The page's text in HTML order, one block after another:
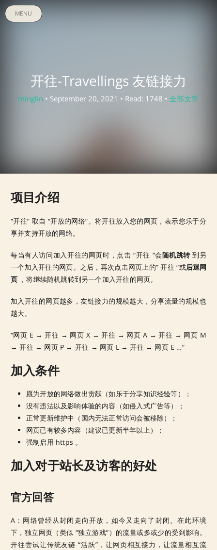
MENU
开往-Travellings 友链接力
minglin • September 20, 2021 • Read: 1748 • 全部文章
项目介绍
“开往” 取自 “开放的网络”。将开往放入您的网页，表示您乐于分
享并支持开放的网络。
每当有人访问加入开往的网页时，点击 “开往 “会随机跳转到另
一个加入开往的网页。之后，再次点击网页上的” 开往 “或后退网
页 ，将继续随机跳转到另一个加入开往的网页。
加入开往的网页越多，友链接力的规模越大，分享流量的规模也
越大。
“网页 E → 开往 → 网页 X → 开往 → 网页 A → 开往 → 网页 M
→ 开往 → 网页 P → 开往 → 网页 L → 开往 → 网页 E …”
加入条件
愿为开放的网络做出贡献（如乐于分享知识经验等）；
没有违法以及影响体验的内容（如侵入式广告等）；
正常更新维护中（国内无法正常访问会被移除）；
网页已有较多内容（建议已更新半年以上）；
强制启用 https 。
加入对于站长及访客的好处
官方回答
A：网络曾经从封闭走向开放，如今又走向了封闭。在此环境
下，独立网页（类似 “独立游戏”）的流量或多或少的受到影响。
开往尝试让传统友链 “活跃”，让网页相互接力，让流量相互流